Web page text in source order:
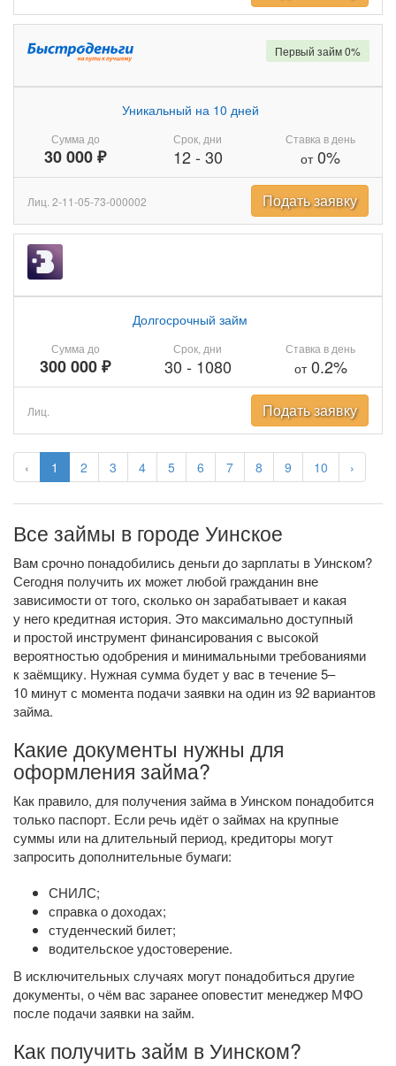
‹ 1 2 3 4 5 6 7 8 9 10 ›
Сумма до
30 000 ₽
Уникальный на 10 дней
Срок, дни
12- 30
Ставка в день
от0%
Первый займ 0%
Лиц. 2-11-05-73-000002 Подать заявку
Сумма до
300 000 ₽
Долгосрочный займ
Срок, дни
30 - 1080
Ставка в день
от0.2%
Лиц. Подать заявку
Все займы в городе Уинское
Вам срочно понадобились деньги до зарплаты в Уинском?
Сегодня получить их может любой гражданин вне
зависимости от того, сколько он зарабатывает и какая
у него кредитная история. Это максимально доступный
и простой инструмент финансирования с высокой
вероятностью одобрения и минимальными требованиями
к заёмщику. Нужная сумма будет у вас в течение 5–
10 минут с момента подачи заявки на один из 92 вариантов
займа.
Какие документы нужны для
оформления займа?
Как правило, для получения займа в Уинском понадобится
только паспорт. Если речь идёт о займах на крупные
суммы или на длительный период, кредиторы могут
запросить дополнительные бумаги:
СНИЛС;
справка о доходах;
студенческий билет;
водительское удостоверение.
В исключительных случаях могут понадобиться другие
документы, о чём вас заранее оповестит менеджер МФО
после подачи заявки на займ.
Как получить займ в Уинском?